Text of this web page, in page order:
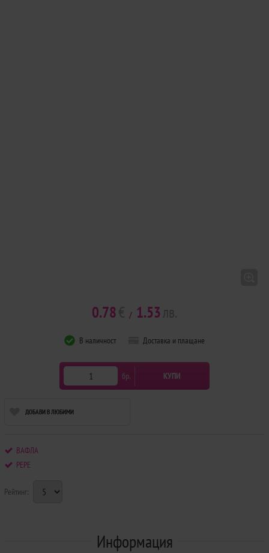
0.78 / 1.53
В наличност Доставка и плащане
бр. КУПИ
ДОБАВИ В ЛЮБИМИ
ВАФЛА
PEPE
Рейтинг:
Информация